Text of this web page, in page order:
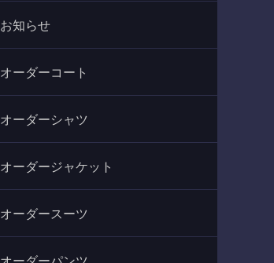
お知らせ
オーダーコート
オーダーシャツ
オーダージャケット
オーダースーツ